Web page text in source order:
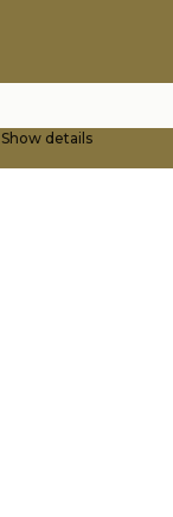
Show details